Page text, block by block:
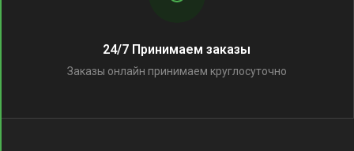
24/7 Принимаем заказы
Заказы онлайн принимаем круглосуточно